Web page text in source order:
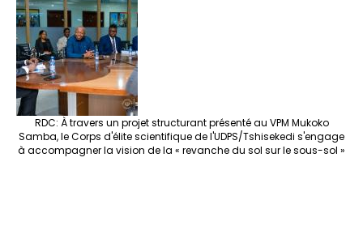
RDC: À travers un projet structurant présenté au VPM Mukoko
Samba, le Corps d'élite scientifique de l'UDPS/Tshisekedi s'engage
à accompagner la vision de la « revanche du sol sur le sous-sol »